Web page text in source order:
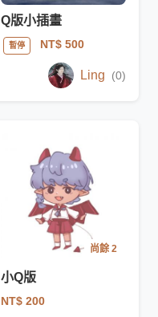
Q版小插畫
暫停 NT$ 500
Ling (0)
尚餘 2
小Q版
NT$ 200